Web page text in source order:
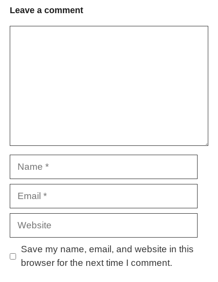
Leave a comment
Name
Email
Website
Save my name, email, and website in this
browser for the next time I comment.